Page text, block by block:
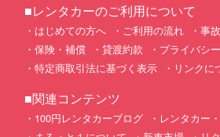
■レンタカーのご利用について
はじめての方へ ご利用の流れ 事
保険・補償
貸渡約款
プライバシ
特定商取引法に基づく表示
リンクに
■関連コンテンツ
100円レンタカーブログ
レンタカー